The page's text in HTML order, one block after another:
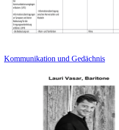
Kommunikation und Gedächnis